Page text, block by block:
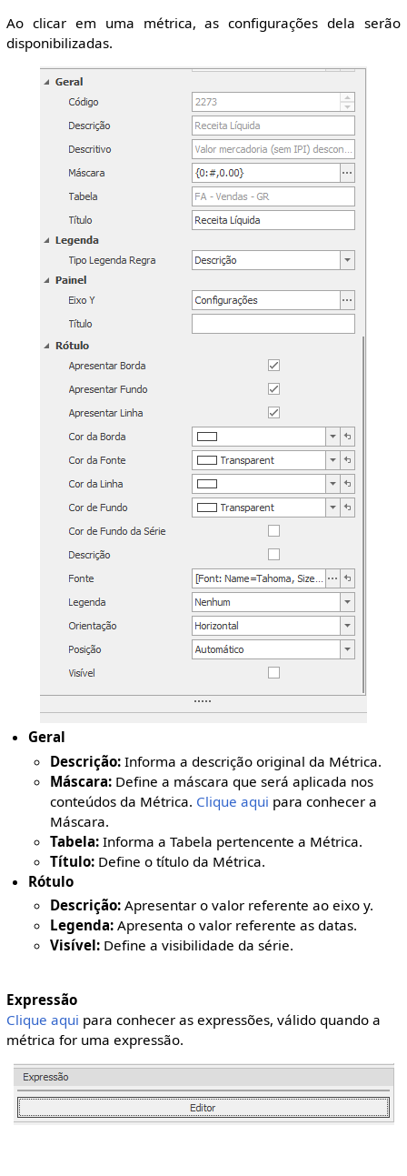
Ao clicar em uma métrica, as configurações dela serão
disponibilizadas.
Geral
Descrição: Informa a descrição original da Métrica.
Máscara: Define a máscara que será aplicada nos
conteúdos da Métrica. Clique aqui para conhecer a
Máscara.
Tabela: Informa a Tabela pertencente a Métrica.
Título: Define o título da Métrica.
Rótulo
Descrição: Apresentar o valor referente ao eixo y.
Legenda: Apresenta o valor referente as datas.
Visível: Define a visibilidade da série.
Expressão
Clique aqui para conhecer as expressões, válido quando a
métrica for uma expressão.